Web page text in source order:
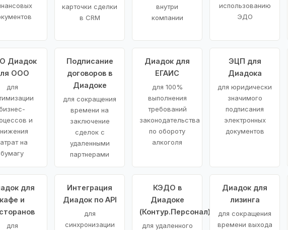
карточки сделки
в CRM
внутри
компании
использованию
ЭДО
Диадок
ООО
для
и
на
бумагу
Подписание
договоров в
Диадоке
для сокращения
времени на
заключение
сделок с
удаленными
партнерами
Диадок для
ЕГАИС
для 100%
выполнения
требований
законодательства
по обороту
алкоголя
ЭЦП для
Диадока
для юридически
значимого
подписания
электронных
документов
для
кафе и
для
Интеграция
Диадок по API
для
синхронизации
КЭДО в
Диадоке
(Контур.Персонал)
для удаленного
Диадок для
лизинга
для сокращения
времени выхода